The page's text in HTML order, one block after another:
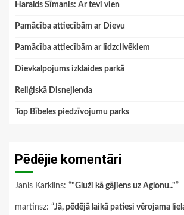
Haralds Sīmanis: Ar tevi vien
Pamācība attiecībām ar Dievu
Pamācība attiecībām ar līdzcilvēkiem
Dievkalpojums izklaides parkā
Reliģiskā Disnejlenda
Top Bībeles piedzīvojumu parks
Pēdējie komentāri
Janis Karklins: “"Gluži kā gājiens uz Aglonu.."”
martinsz: “Jā, pēdējā laikā patiesi vērojama